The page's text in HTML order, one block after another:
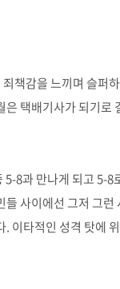
책감을 느끼며 슬퍼
택배기사가 되기로
8과 만나게 되고 5-
사이에선 그저 그
이타적인 성격 탓에